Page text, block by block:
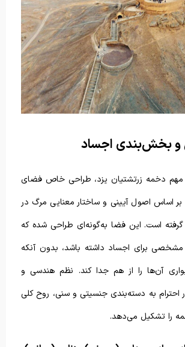
و بخش‌بندی اجساد
مهم دخمه زرتشتیان یزد، طراحی خاص فضای
اساس اصول آیینی و ساختار معنایی مرگ در
است. این فضا به‌گونه‌ای طراحی شده که
برای اجساد داشته باشد، بدون آنکه
آن‌ها را از هم جدا کند. نظم هندسی و
احترام به دسته‌بندی جنسیتی و سنی، روح کلی
را تشکیل می‌دهد.